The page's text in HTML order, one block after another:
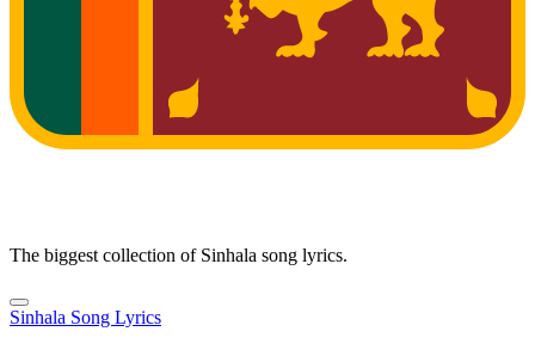
The biggest collection of Sinhala song lyrics.
Sinhala Song Lyrics